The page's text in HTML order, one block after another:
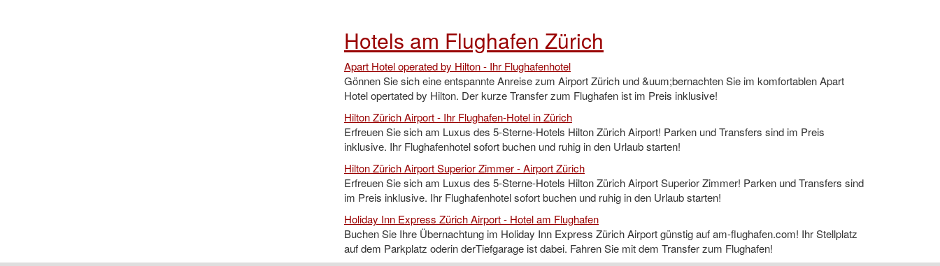
Hotels am Flughafen Zürich
Apart Hotel operated by Hilton - Ihr Flughafenhotel
Gönnen Sie sich eine entspannte Anreise zum Airport Zürich und &uum;bernachten Sie im komfortablen Apart
Hotel opertated by Hilton. Der kurze Transfer zum Flughafen ist im Preis inklusive!
Hilton Zürich Airport - Ihr Flughafen-Hotel in Zürich
Erfreuen Sie sich am Luxus des 5-Sterne-Hotels Hilton Zürich Airport! Parken und Transfers sind im Preis
inklusive. Ihr Flughafenhotel sofort buchen und ruhig in den Urlaub starten!
Hilton Zürich Airport Superior Zimmer - Airport Zürich
Erfreuen Sie sich am Luxus des 5-Sterne-Hotels Hilton Zürich Airport Superior Zimmer! Parken und Transfers sind
im Preis inklusive. Ihr Flughafenhotel sofort buchen und ruhig in den Urlaub starten!
Holiday Inn Express Zürich Airport - Hotel am Flughafen
Buchen Sie Ihre Übernachtung im Holiday Inn Express Zürich Airport günstig auf am-flughafen.com! Ihr Stellplatz
auf dem Parkplatz oderin derTiefgarage ist dabei. Fahren Sie mit dem Transfer zum Flughafen!